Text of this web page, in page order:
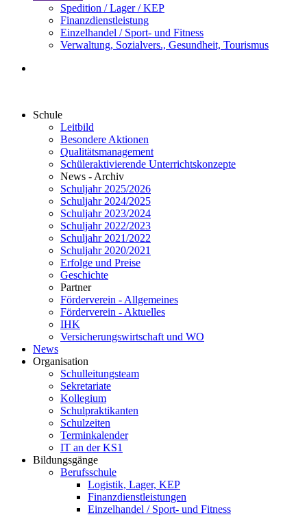
Spedition / Lager / KEP
Finanzdienstleistung
Einzelhandel / Sport- und Fitness
Verwaltung, Sozialvers., Gesundheit, Tourismus
Schule
Leitbild
Besondere Aktionen
Qualitätsmanagement
Schüleraktivierende Unterrichtskonzepte
News - Archiv
Schuljahr 2025/2026
Schuljahr 2024/2025
Schuljahr 2023/2024
Schuljahr 2022/2023
Schuljahr 2021/2022
Schuljahr 2020/2021
Erfolge und Preise
Geschichte
Partner
Förderverein - Allgemeines
Förderverein - Aktuelles
IHK
Versicherungswirtschaft und WO
News
Organisation
Schulleitungsteam
Sekretariate
Kollegium
Schulpraktikanten
Schulzeiten
Terminkalender
IT an der KS1
Bildungsgänge
Berufsschule
Logistik, Lager, KEP
Finanzdienstleistungen
Einzelhandel / Sport- und Fitness